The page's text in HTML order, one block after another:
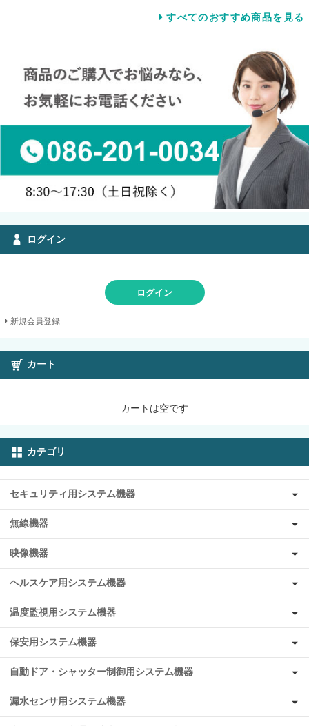
すべてのおすすめ商品を見る
ログイン
ログイン
新規会員登録
カート
カートは空です
カテゴリ
セキュリティ用システム機器
無線機器
映像機器
ヘルスケア用システム機器
温度監視用システム機器
保安用システム機器
自動ドア・シャッター制御用システム機器
漏水センサ用システム機器